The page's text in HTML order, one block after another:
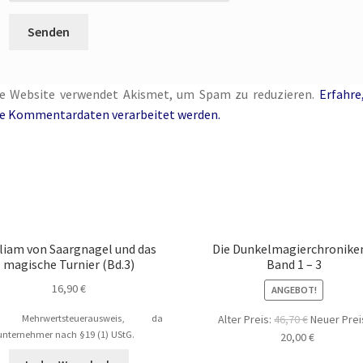
Website verwendet Akismet, um Spam zu reduzieren.
Kommentardaten verarbeitet werden.
von Saargnagel und das
magische Turnier (Bd.3)
16,90€
Mehrwertsteuerausweis, da
nach §19 (1) UStG.
Die
Band 1 – 3
ANGEBOT!
Alter Preis: 46,70€
Preis
Neuer
20,00€Aktueller